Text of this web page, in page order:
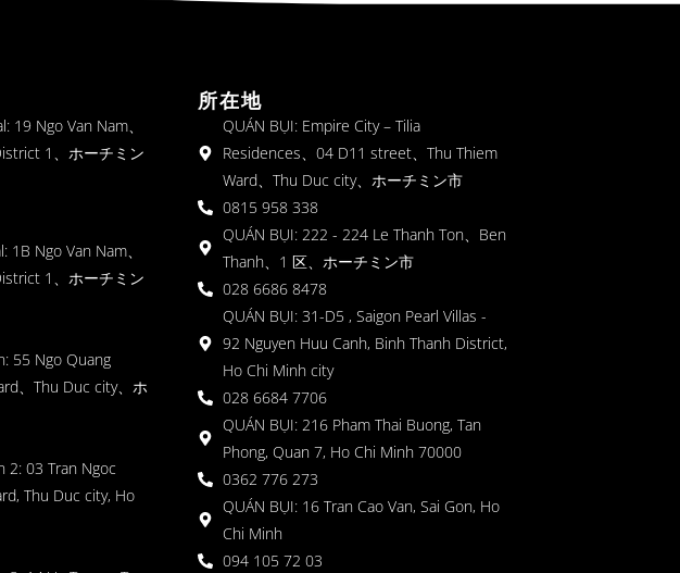
19 Ngo Van Nam、
1、ホーチミン
Ngo Van Nam、
1、ホーチミン
55 Ngo Quang
、Thu Duc city、ホ
2: 03 Tran Ngoc
Thu Duc city, Ho
所在地
QUÁN BỤI: Empire City – Tilia
Residences、04 D11 street、Thu Thiem
Ward、Thu Duc city、ホーチミン市
0815 958 338
QUÁN BỤI: 222 - 224 Le Thanh Ton、Ben
Thanh、1 区、ホーチミン市
028 6686 8478
QUÁN BỤI: 31-D5 , Saigon Pearl Villas -
92 Nguyen Huu Canh, Binh Thanh District,
Ho Chi Minh city
028 6684 7706
QUÁN BỤI: 216 Pham Thai Buong, Tan
Phong, Quan 7, Ho Chi Minh 70000
0362 776 273
QUÁN BỤI: 16 Tran Cao Van, Sai Gon, Ho
Chi Minh
094 105 72 03